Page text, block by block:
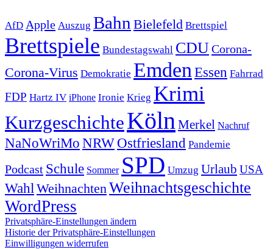
AfD Apple Auszug Bahn Bielefeld Brettspiel
Brettspiele Bundestagswahl CDUCorona-
Corona-Virus Demokratie Emden Essen Fahrrad
FDP Hartz IV iPhone Ironie Krieg Krimi
KurzgeschichteKöln Merkel Nachruf
NaNoWriMo NRWOstfriesland Pandemie
Podcast Schule Sommer SPD Umzug Urlaub USA
Wahl Weihnachten Weihnachtsgeschichte
WordPress
Privatsphäre-Einstellungen ändern
Historie der Privatsphäre-Einstellungen
Einwilligungen widerrufen